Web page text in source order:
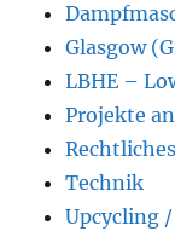
Glasgow
LBHE –
Projekte
Rechtliches
Technik
Upcycling